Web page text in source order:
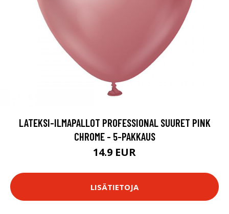
LATEKSI-ILMAPALLOT PROFESSIONAL SUURET PINK
CHROME - 5-PAKKAUS
14.9 EUR
LISÄTIETOJA